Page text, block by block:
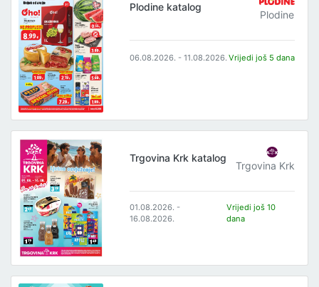
Plodine katalog
Plodine
06.08.2026. - 11.08.2026. Vrijedi još 5 dana
Trgovina Krk katalog
Trgovina Krk
01.08.2026. -
16.08.2026.
Vrijedi još 10
dana